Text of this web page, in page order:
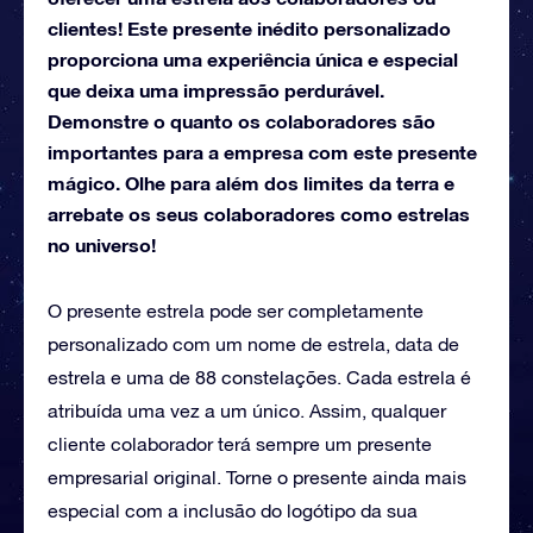
clientes! Este presente inédito personalizado
proporciona uma experiência única e especial
que deixa uma impressão perdurável.
Demonstre o quanto os colaboradores são
importantes para a empresa com este presente
mágico. Olhe para além dos limites da terra e
arrebate os seus colaboradores como estrelas
no universo!
O presente estrela pode ser completamente
personalizado com um nome de estrela, data de
estrela e uma de 88 constelações. Cada estrela é
atribuída uma vez a um único. Assim, qualquer
cliente colaborador terá sempre um presente
empresarial original. Torne o presente ainda mais
especial com a inclusão do logótipo da sua